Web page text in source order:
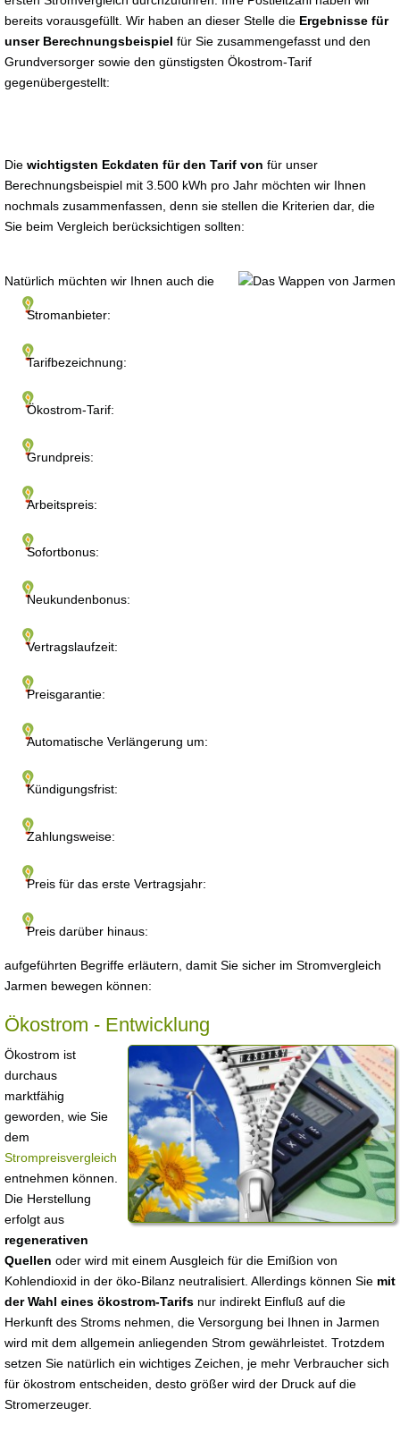
bereits vorausgefüllt. Wir haben an dieser Stelle die Ergebnisse für
unser Berechnungsbeispiel für Sie zusammengefasst und den
Grundversorger sowie den günstigsten Ökostrom-Tarif
gegenübergestellt:
Die wichtigsten Eckdaten für den Tarif von für unser
Berechnungsbeispiel mit 3.500 kWh pro Jahr möchten wir Ihnen
nochmals zusammenfassen, denn sie stellen die Kriterien dar, die
Sie beim Vergleich berücksichtigen sollten:
Stromanbieter:
Tarifbezeichnung:
Ökostrom-Tarif:
Grundpreis:
Arbeitspreis:
Sofortbonus:
Neukundenbonus:
Vertragslaufzeit:
Preisgarantie:
Automatische Verlängerung um:
Kündigungsfrist:
Zahlungsweise:
Preis für das erste Vertragsjahr:
Preis darüber hinaus:
Natürlich müchten wir Ihnen auch die
aufgeführten Begriffe erläutern, damit Sie sicher im Stromvergleich
Jarmen bewegen können:
Ökostrom - Entwicklung
Ökostrom ist
durchaus
marktfähig
geworden, wie Sie
dem
Strompreisvergleich
entnehmen können.
Die Herstellung
erfolgt aus
regenerativen
Quellen oder wird mit einem Ausgleich für die Emißion von
Kohlendioxid in der öko-Bilanz neutralisiert. Allerdings können Sie mit
der Wahl eines ökostrom-Tarifs nur indirekt Einfluß auf die
Herkunft des Stroms nehmen, die Versorgung bei Ihnen in Jarmen
wird mit dem allgemein anliegenden Strom gewährleistet. Trotzdem
setzen Sie natürlich ein wichtiges Zeichen, je mehr Verbraucher sich
für ökostrom entscheiden, desto größer wird der Druck auf die
Stromerzeuger.